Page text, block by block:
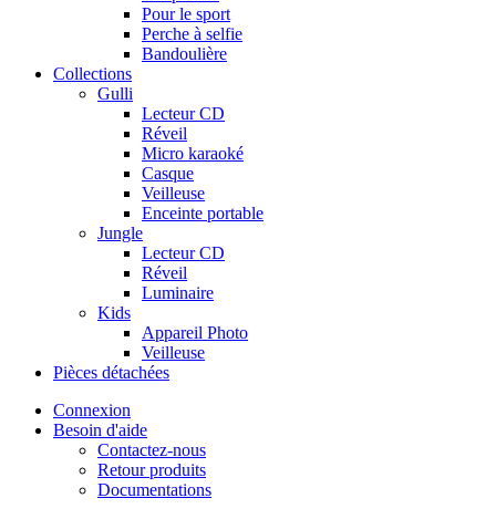
Pour le sport
Perche à selfie
Bandoulière
Collections
Gulli
Lecteur CD
Réveil
Micro karaoké
Casque
Veilleuse
Enceinte portable
Jungle
Lecteur CD
Réveil
Luminaire
Kids
Appareil Photo
Veilleuse
Pièces détachées
Connexion
Besoin d'aide
Contactez-nous
Retour produits
Documentations